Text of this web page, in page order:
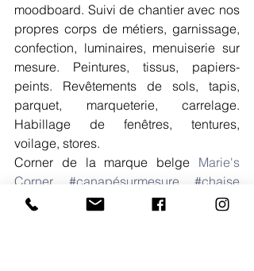
moodboard. Suivi de chantier avec nos
propres corps de métiers, garnissage,
confection, luminaires, menuiserie sur
mesure. Peintures, tissus, papiers-
peints. Revêtements de sols, tapis,
parquet, marqueterie, carrelage.
Habillage de fenêtres, tentures,
voilage, stores.
Corner de la marque belge Marie's
Corner
#canapésurmesure
#chaise
#fauteuil
#madeinbelgium #artisanal